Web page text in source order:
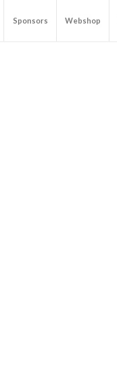
Sponsors Webshop